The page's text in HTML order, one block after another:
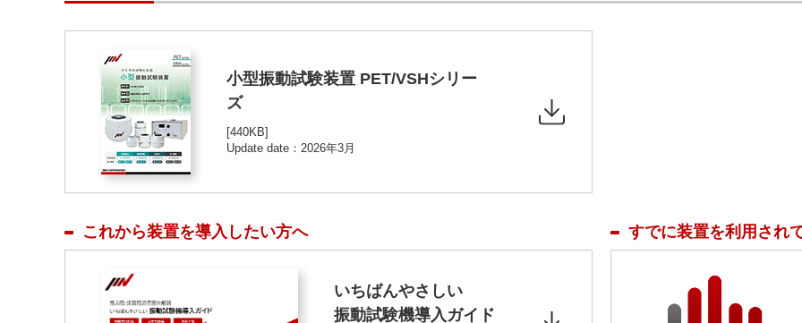
小型振動試験装置 PET/VSHシリー
ズ
[440KB]
Update date：2026年3月
これから装置を導入したい方へ
いちばんやさしい
振動試験機導入ガイド
すでに装置を利用され